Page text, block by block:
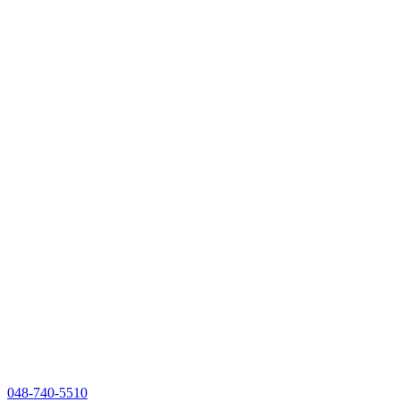
048-740-5510